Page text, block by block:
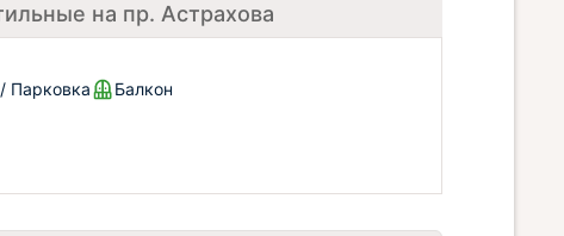
на пр. Астрахова
Парковка Балкон